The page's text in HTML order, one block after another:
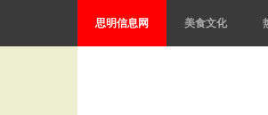
思明信息网 美食文化